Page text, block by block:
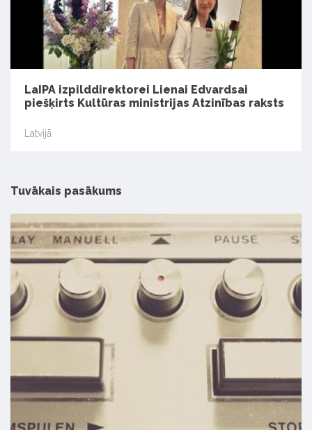
LaIPA izpilddirektorei Lienai Edvardsai
piešķirts Kultūras ministrijas Atzinības raksts
Latvijā
Tuvākais pasākums